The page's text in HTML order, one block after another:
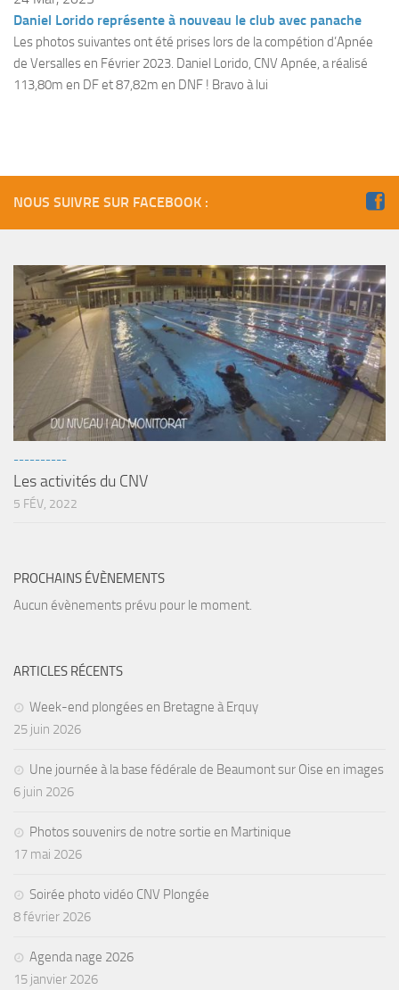
Sorties techniques
APNEE
SORTIES
Sorties 2024
Sorties 2023
Sorties 2021
Sorties 2020
Sorties 2019
Sorties 2018
sorties 2017
Sorties 2016
Sorties 2015
Sorties 2014
BIO SUB
Peinture
NAP / NEV
Les Palmes du Lac
MATERIEL
Occasions
Daniel Lorido représente à nouveau le club avec panache
Les photos suivantes ont été prises lors de la compétion d’Apnée
de Versalles en Février 2023. Daniel Lorido, CNV Apnée, a réalisé
113,80m en DF et 87,82m en DNF ! Bravo à lui
NOUS SUIVRE SUR FACEBOOK :
----------
Les activités du CNV
5 FÉV, 2022
PROCHAINS ÉVÈNEMENTS
Aucun évènements prévu pour le moment.
ARTICLES RÉCENTS
Week-end plongées en Bretagne à Erquy
25 juin 2026
Une journée à la base fédérale de Beaumont sur Oise en images
6 juin 2026
Photos souvenirs de notre sortie en Martinique
17 mai 2026
Soirée photo vidéo CNV Plongée
8 février 2026
Agenda nage 2026
15 janvier 2026